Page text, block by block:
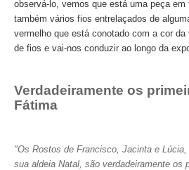
de Lisboa a Coimbra com drop-off no
de Lisboa a Aveiro e Ílhavo, drop-off
de Lisboa a Óbidos, Nazaré e Fátima
Caminhos de Portugal
Caminhos da Fé > 2 dias
História, Sol e Mar > 6 dias
observá-lo, vemos que está uma peça em
também vários fios entrelaçados de
vermelho que está conotado com a cor
de fios e vai-nos conduzir ao longo da
Verdadeiramente os
Fátima
"Os Rostos de Francisco, Jacinta e
sua aldeia Natal, são verdadeiramente os